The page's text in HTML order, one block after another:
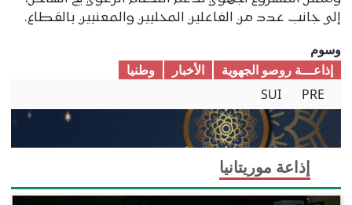
إلى جانب عدد من الفاعلين المحليين والمعنيين بالقطاع.
وسوم
إذاعـــة روصو الجهوية
الأخبار
وطنیا
PRE
SUI
إذاعة موريتانيا